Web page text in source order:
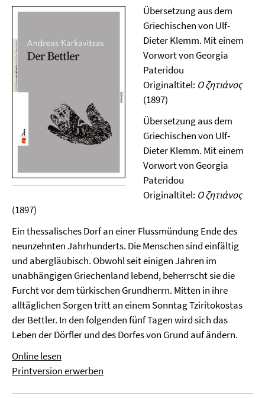
Übersetzung aus dem
Griechischen von Ulf-
Dieter Klemm. Mit einem
Vorwort von Georgia
Pateridou
Originaltitel: Ο ζητιάνος
(1897)
Übersetzung aus dem
Griechischen von Ulf-
Dieter Klemm. Mit einem
Vorwort von Georgia
Pateridou
Originaltitel: Ο ζητιάνος
(1897)
Ein thessalisches Dorf an einer Flussmündung Ende des
neunzehnten Jahrhunderts. Die Menschen sind einfältig
und abergläubisch. Obwohl seit einigen Jahren im
unabhängigen Griechenland lebend, beherrscht sie die
Furcht vor dem türkischen Grundherrn. Mitten in ihre
alltäglichen Sorgen tritt an einem Sonntag Tziritokostas
der Bettler. In den folgenden fünf Tagen wird sich das
Leben der Dörfler und des Dorfes von Grund auf ändern.
Online lesen
Printversion erwerben